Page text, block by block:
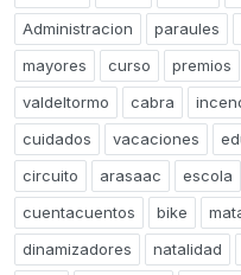
Administracion
paraules
mayores
curso premios
valdeltormo
cabra
cuidados
vacaciones
circuito
arasaac escola
cuentacuentos
bike
dinamizadores
natalidad